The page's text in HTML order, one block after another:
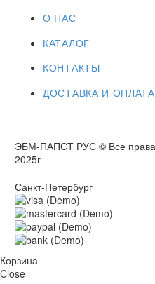
О НАС
КАТАЛОГ
КОНТАКТЫ
ДОСТАВКА И ОПЛАТА
ЭБМ-ПАПСТ РУС © Все
2025г
Санкт-Петербург
Корзина
Close